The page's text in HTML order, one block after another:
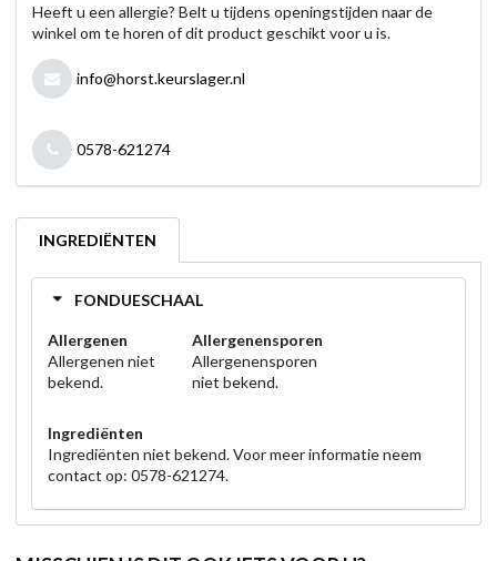
Heeft u een allergie? Belt u tijdens openingstijden naar de
winkel om te horen of dit product geschikt voor u is.
info@horst.keurslager.nl
0578-621274
INGREDIËNTEN
FONDUESCHAAL
Allergenen
Allergenen niet
bekend.
Allergenensporen
Allergenensporen
niet bekend.
Ingrediënten
Ingrediënten niet bekend. Voor meer informatie neem
contact op: 0578-621274.